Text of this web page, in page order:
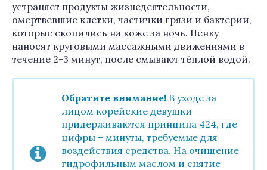
устраняет продукты жизнедеятельности,
омертвевшие клетки, частички грязи и бактерии,
которые скопились на коже за ночь. Пенку
наносят круговыми массажными движениями в
течение 2-3 минут, после смывают тёплой водой.
Обратите внимание! В уходе за
лицом корейские девушки
придерживаются принципа 424, где
цифры – минуты, требуемые для
воздействия средства. На очищение
гидрофильным маслом и снятие